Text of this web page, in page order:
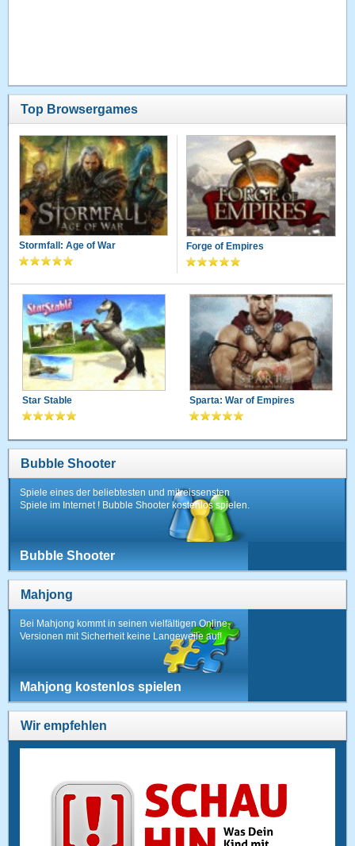
Top Browsergames
Stormfall: Age of War Forge of Empires
Star Stable Sparta: War of Empires
Bubble Shooter
Spiele eines der beliebtesten und mitreissensten
Spiele im Internet ! Bubble Shooter kostenlos spielen.
Bubble Shooter
Mahjong
Bei Mahjong kommt in seinen vielfältigen Online-
Versionen mit Sicherheit keine Langeweile auf!
Mahjong kostenlos spielen
Wir empfehlen